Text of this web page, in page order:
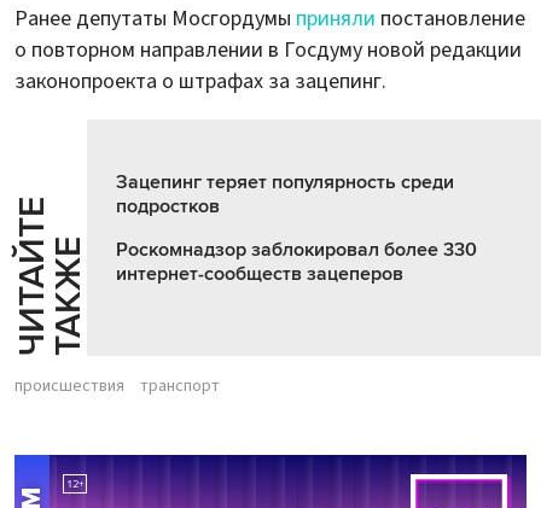
Ранее депутаты Мосгордумы приняли постановление
о повторном направлении в Госдуму новой редакции
законопроекта о штрафах за зацепинг.
Ч
И
Т
АЙ
Т
Е
Т
А
К
ЖЕ
Зацепинг теряет популярность среди
подростков
Роскомнадзор заблокировал более 330
интернет-сообществ зацеперов
происшествия транспорт